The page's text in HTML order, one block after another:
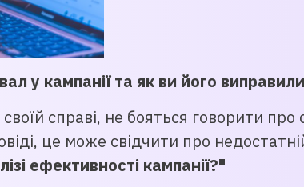
у кампанії та як ви його
справі, не бояться говорити
це може свідчити про
ефективності кампанії?"